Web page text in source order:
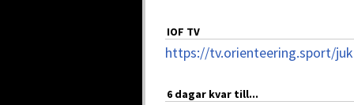
IOF TV
https://tv.orienteering.sport/
6 dagar kvar till...